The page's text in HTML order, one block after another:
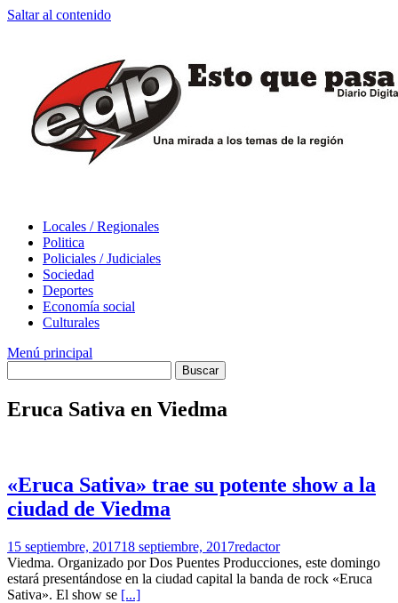
Saltar al contenido
Locales / Regionales
Politica
Policiales / Judiciales
Sociedad
Deportes
Economía social
Culturales
Menú principal
Eruca Sativa en Viedma
«Eruca Sativa» trae su potente show a la
ciudad de Viedma
15 septiembre, 201718 septiembre, 2017redactor
Viedma. Organizado por Dos Puentes Producciones, este domingo
estará presentándose en la ciudad capital la banda de rock «Eruca
Sativa». El show se [...]